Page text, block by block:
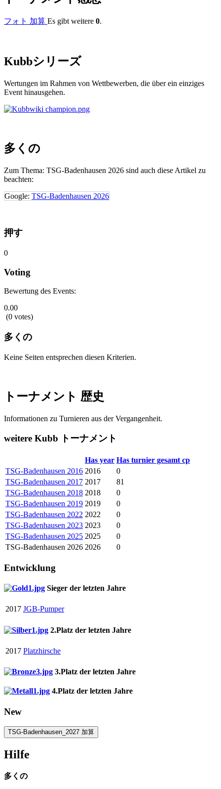
フォト 加算 Es gibt weitere 0.
Kubbシリーズ
Wertungen im Rahmen von Wettbewerben, die über ein einziges
Event hinausgehen.
多くの
Zum Thema: TSG-Badenhausen 2026 sind auch diese Artikel zu
beachten:
Google: TSG-Badenhausen 2026
押す
0
Voting
Bewertung des Events:
0.00
(0 votes)
多くの
Keine Seiten entsprechen diesen Kriterien.
トーナメント 歴史
Informationen zu Turnieren aus der Vergangenheit.
weitere Kubb トーナメント
Has year Has turnier gesamt cp
TSG-Badenhausen 2016 2016
0
TSG-Badenhausen 2017 2017
81
TSG-Badenhausen 2018 2018
0
TSG-Badenhausen 2019 2019
0
TSG-Badenhausen 2022 2022
0
TSG-Badenhausen 2023 2023
0
TSG-Badenhausen 2025 2025
0
TSG-Badenhausen 2026 2026 0
Entwicklung
Sieger der letzten Jahre
2017 JGB-Pumper
2.Platz der letzten Jahre
2017 Platzhirsche
3.Platz der letzten Jahre
4.Platz der letzten Jahre
New
TSG-Badenhausen_2027 加算
Hilfe
多くの